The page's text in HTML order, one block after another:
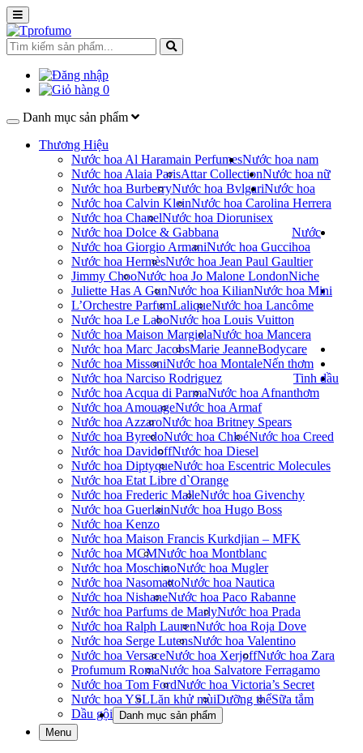
0
Danh mục sản phẩm
Thương Hiệu
Nước hoa Al Haramain Perfumes
Nước hoa Alaia ParisAttar Collection
Nước hoa BurberryNước hoa Bvlgari
Nước hoa Calvin KleinNước hoa Carolina Herrera
Nước hoa ChanelNước hoa Dior
Nước hoa Dolce & Gabbana
Nước hoa Giorgio ArmaniNước hoa Gucci
Nước hoa HermèsNước hoa Jean Paul Gaultier
Jimmy ChooNước hoa Jo Malone London
Juliette Has A GunNước hoa Kilian
L’Orchestre ParfumLaliqueNước hoa Lancôme
Nước hoa Le LaboNước hoa Louis Vuitton
Nước hoa Maison MargielaNước hoa Mancera
Nước hoa Marc JacobsMarie Jeanne
Nước hoa MissoniNước hoa Montale
Nước hoa Narciso Rodriguez
Nước hoa Acqua di ParmaNước hoa Afnan
Nước hoa AmouageNước hoa Armaf
Nước hoa AzzaroNước hoa Britney Spears
Nước hoa ByredoNước hoa ChloéNước hoa Creed
Nước hoa DavidoffNước hoa Diesel
Nước hoa DiptyqueNước hoa Escentric Molecules
Nước hoa Etat Libre d`Orange
Nước hoa Frederic MalleNước hoa Givenchy
Nước hoa GuerlainNước hoa Hugo Boss
Nước hoa Kenzo
Nước hoa Maison Francis Kurkdjian – MFK
Nước hoa MCMNước hoa Montblanc
Nước hoa MoschinoNước hoa Mugler
Nước hoa NasomattoNước hoa Nautica
Nước hoa NishaneNước hoa Paco Rabanne
Nước hoa Parfums de MarlyNước hoa Prada
Nước hoa Ralph LaurenNước hoa Roja Dove
Nước hoa Serge LutensNước hoa Valentino
Nước hoa VersaceNước hoa XerjoffNước hoa Zara
Profumum RomaNước hoa Salvatore Ferragamo
Nước hoa Tom FordNước hoa Victoria’s Secret
Nước hoa YSL
Nước hoa nam
Nước hoa nữ
Nước hoa
unisex
Nước
hoa
Niche
Nước hoa Mini
Bodycare
Lăn khử mùiDưỡng thểSữa tắm
Dầu gội
Nến thơm
Tinh dầu
thơm
Danh mục sản phẩm
Menu